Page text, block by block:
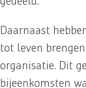
Daarnaast
tot leven
organisatie. Dit
bijeenkomsten